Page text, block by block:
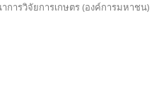
ารวิจัยการเกษตร (องค์การมหาชน)